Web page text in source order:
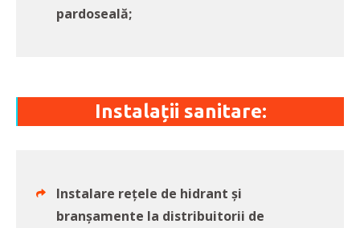
pardoseală;
Instalații sanitare:
Instalare rețele de hidrant și
branșamente la distribuitorii de